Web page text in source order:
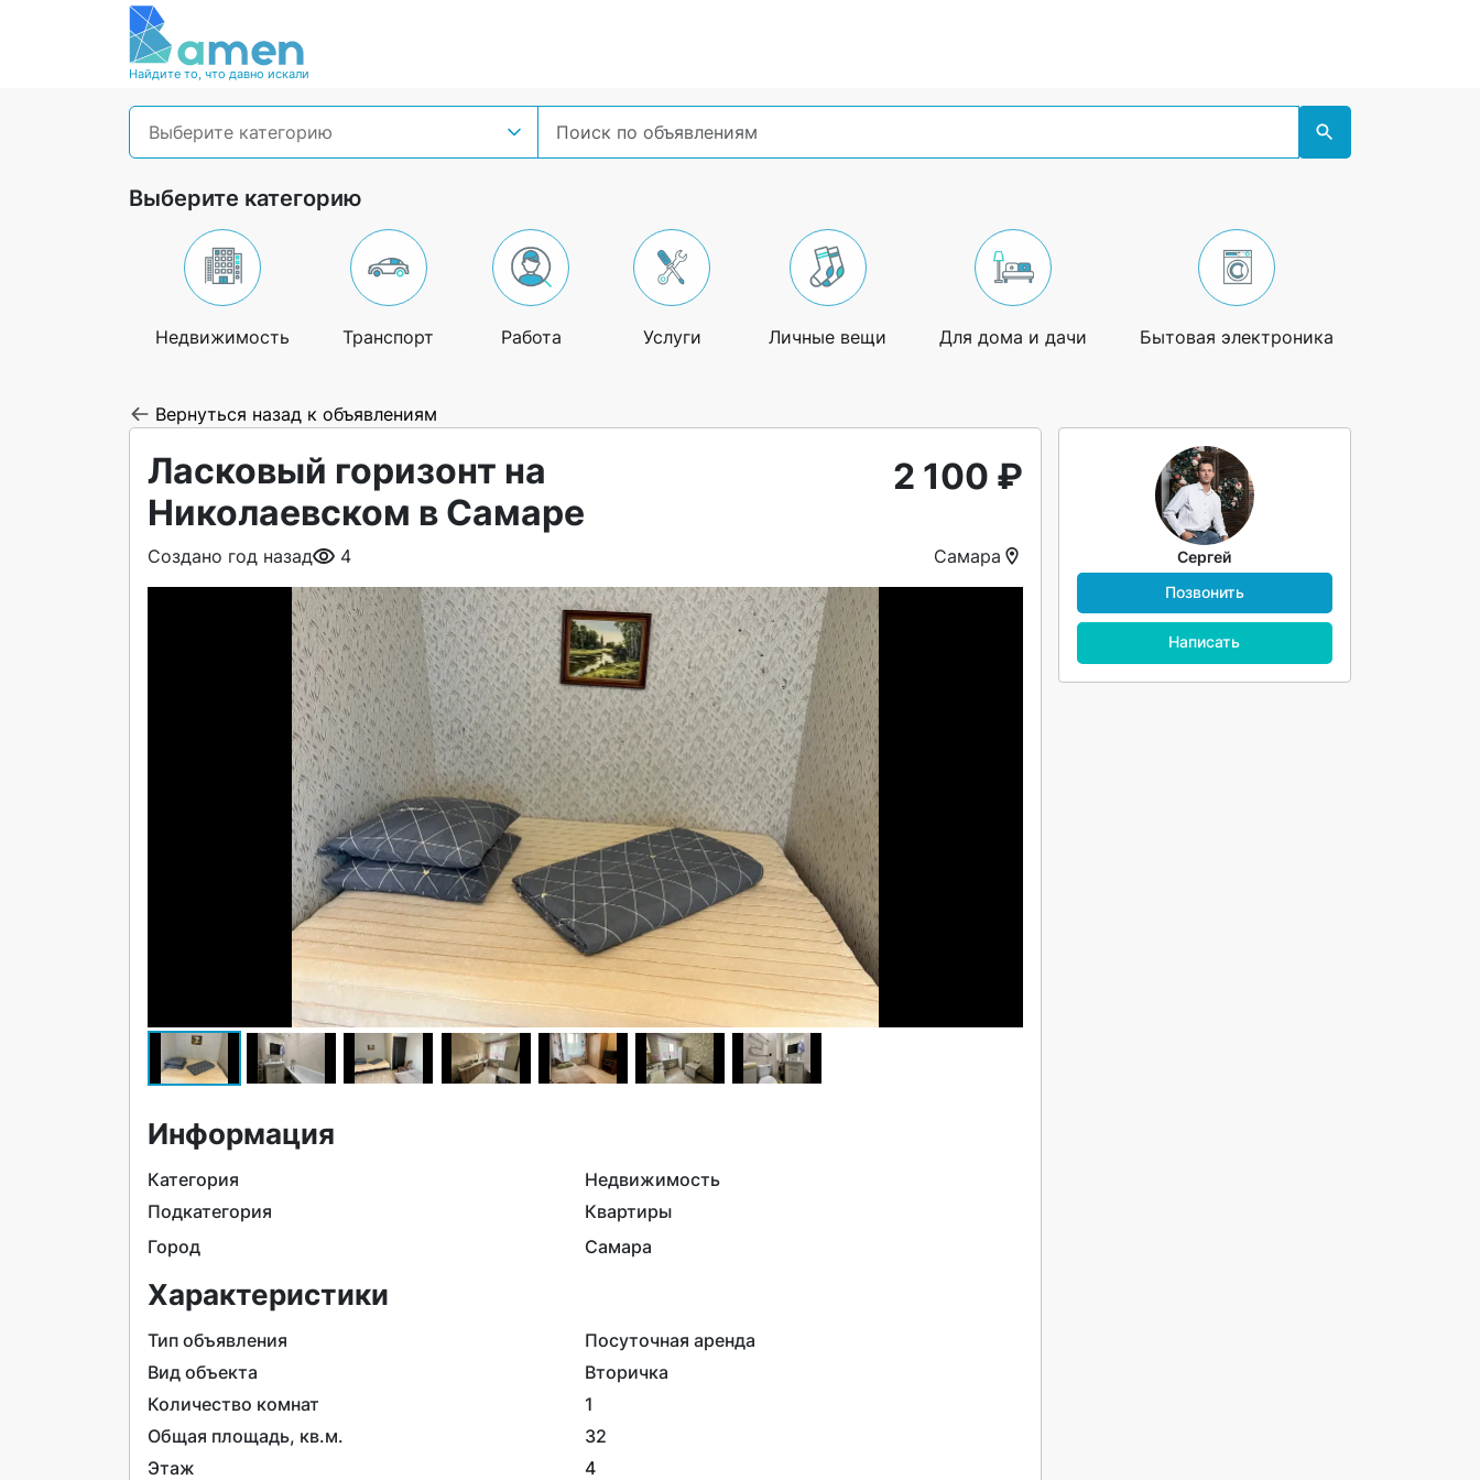
Найдите то, что давно искали
Выберите категорию
Выберите категорию
Недвижимость Транспорт Работа Услуги Личные вещи Для дома и дачи Бытовая электроника
Вернуться назад к объявлениям
Ласковый горизонт на
Николаевском в Самаре
2 100 ₽
Создано год назад 4 Самара
Информация
Категория
Недвижимость
Подкатегория
Квартиры
Город
Самара
Характеристики
Тип объявления
Посуточная аренда
Вид объекта
Вторичка
Количество комнат
1
Общая площадь, кв.м.
32
Этаж
4
Сергей
Позвонить
Написать